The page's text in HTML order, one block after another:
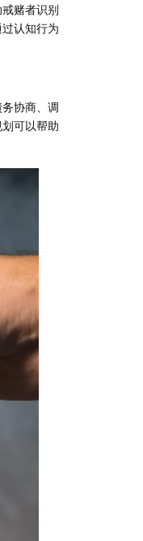
赌者识别
认知行为
协商、调
可以帮助